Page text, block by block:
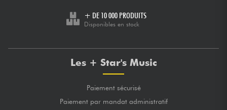
+ DE 10 000 PRODUITS
Disponibles en stock
Les + Star's Music
Paiement sécurisé
Paiement par mandat administratif